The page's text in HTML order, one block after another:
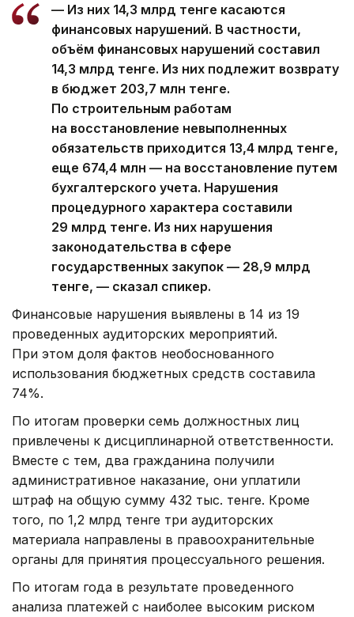
— Из них 14,3 млрд тенге касаются
финансовых нарушений. В частности,
объём финансовых нарушений составил
14,3 млрд тенге. Из них подлежит возврату
в бюджет 203,7 млн тенге.
По строительным работам
на восстановление невыполненных
обязательств приходится 13,4 млрд тенге,
еще 674,4 млн — на восстановление путем
бухгалтерского учета. Нарушения
процедурного характера составили
29 млрд тенге. Из них нарушения
законодательства в сфере
государственных закупок — 28,9 млрд
тенге, — сказал спикер.
Финансовые нарушения выявлены в 14 из 19
проведенных аудиторских мероприятий.
При этом доля фактов необоснованного
использования бюджетных средств составила
74%.
По итогам проверки семь должностных лиц
привлечены к дисциплинарной ответственности.
Вместе с тем, два гражданина получили
административное наказание, они уплатили
штраф на общую сумму 432 тыс. тенге. Кроме
того, по 1,2 млрд тенге три аудиторских
материала направлены в правоохранительные
органы для принятия процессуального решения.
По итогам года в результате проведенного
анализа платежей с наиболее высоким риском